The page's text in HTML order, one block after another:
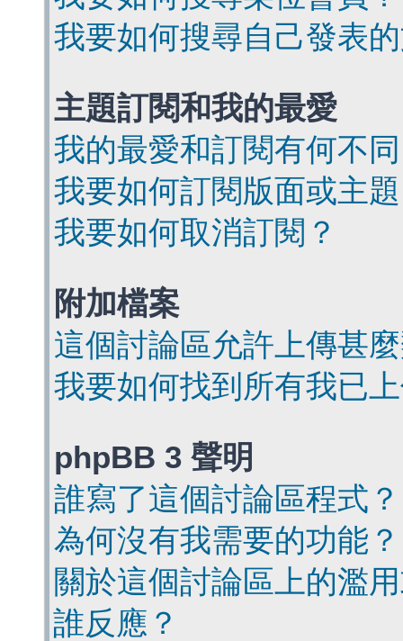
我要如何搜尋自己發表
主題訂閱和我的最愛
我的最愛和訂閱有何不
我要如何訂閱版面或主
我要如何取消訂閱？
附加檔案
這個討論區允許上傳甚
我要如何找到所有我已
phpBB 3 聲明
誰寫了這個討論區程式？
為何沒有我需要的功能？
關於這個討論區上的濫
誰反應？